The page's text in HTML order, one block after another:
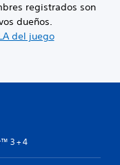
registrados son
dueños.
del juego
3 + 4